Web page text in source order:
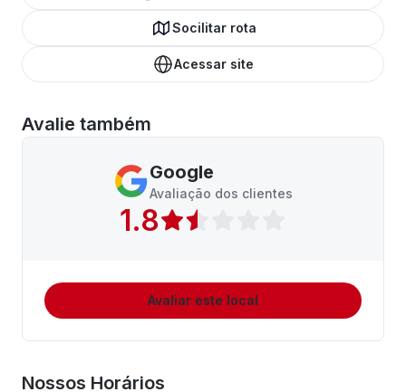
Socilitar rota
Acessar site
Avalie também
Google
Avaliação dos clientes
1.8
Avaliar este local
Nossos Horários